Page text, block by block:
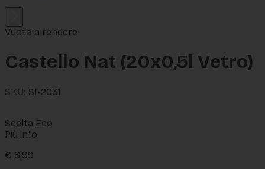
Vuoto a rendere
Castello Nat (20x0,5l Vetro)
SKU: SI-2031
Scelta Eco
Più info
€ 8,99